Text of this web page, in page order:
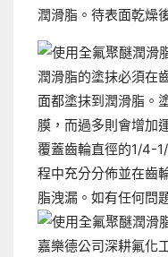
潤滑脂。待表面乾燥
潤滑脂的塗抹必須在
面都塗抹到潤滑脂。
膜，而過多則會增加
覆蓋齒輪直徑的1/4-
程中充分分佈並在齒
脂洩漏。如有任何問
嘉樂德公司深耕氟化